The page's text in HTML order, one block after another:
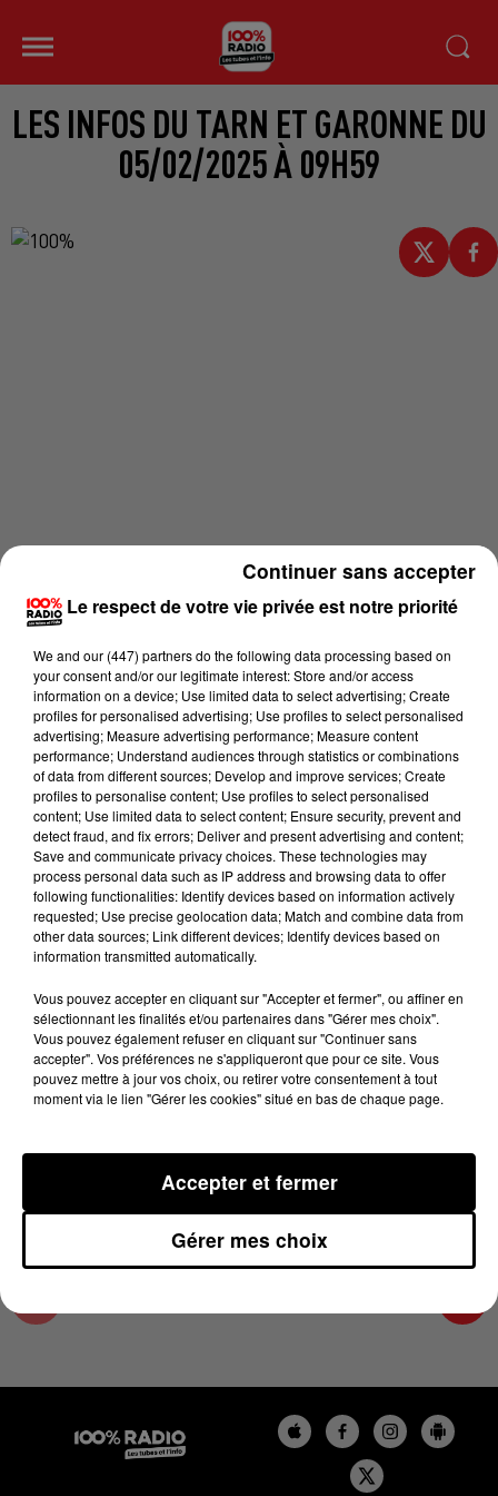
LES INFOS DU TARN ET GARONNE DU
05/02/2025 À 09H59
Lecture (2 min 14 sec)
100%
100% Radio les infos du Tarn et Garonne
5 février 2025 - 2 min 14 sec
LES INFOS DU TARN ET GARONNE DU
05/02/2025 À 09H59
Podcasts infos du Tarn et Garonne
Le respect de votre vie privée est notre priorité
We and our (447) partnersdo the following data processing based on
your consent and/or our legitimate interest: Store and/or access
information on a device; Use limited data to select advertising; Create
profiles for personalised advertising; Use profiles to select personalised
advertising; Measure advertising performance; Measure content
performance; Understand audiences through statistics or combinations
of data from different sources; Develop and improve services; Create
profiles to personalise content; Use profiles to select personalised
content; Use limited data to select content; Ensure security, prevent and
detect fraud, and fix errors; Deliver and present advertising and content;
Save and communicate privacy choices. These technologies may
process personal data such as IP address and browsing data to offer
following functionalities: Identify devices based on information actively
requested; Use precise geolocation data; Match and combine data from
other data sources; Link different devices; Identify devices based on
information transmitted automatically.
Vous pouvez accepter en cliquant sur "Accepter et fermer", ou affiner en
sélectionnant les finalités et/ou partenaires dans "Gérer mes choix".
Vous pouvez également refuser en cliquant sur "Continuer sans
accepter". Vos préférences ne s'appliqueront que pour ce site. Vous
pouvez mettre à jour vos choix, ou retirer votre consentement à tout
moment via le lien "Gérer les cookies" situé en bas de chaque page.
Gérer mes choix
Accepter et fermer
Continuer sans accepter